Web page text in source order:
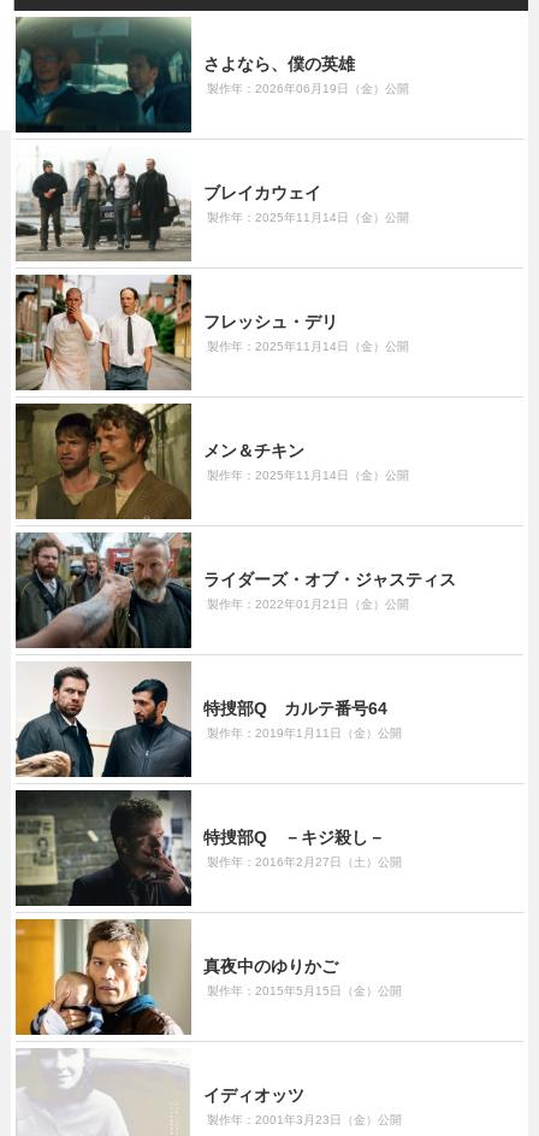
さよなら、僕の英雄
製作年：2026年06月19日（金）公開
ブレイカウェイ
製作年：2025年11月14日（金）公開
フレッシュ・デリ
製作年：2025年11月14日（金）公開
メン＆チキン
製作年：2025年11月14日（金）公開
ライダーズ・オブ・ジャスティス
製作年：2022年01月21日（金）公開
特捜部Q カルテ番号64
製作年：2019年1月11日（金）公開
特捜部Q －キジ殺し－
製作年：2016年2月27日（土）公開
真夜中のゆりかご
製作年：2015年5月15日（金）公開
イディオッツ
製作年：2001年3月23日（金）公開